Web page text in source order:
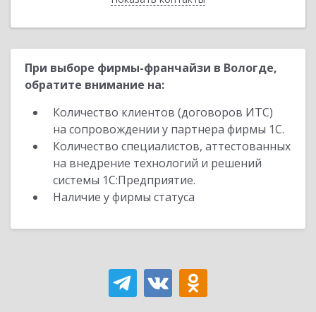
При выборе фирмы-франчайзи в Вологде,
обратите внимание на:
Количество клиентов (договоров ИТС)
на сопровождении у партнера фирмы 1С.
Количество специалистов, аттестованных
на внедрение технологий и решений
системы 1С:Предприятие.
Наличие у фирмы статуса